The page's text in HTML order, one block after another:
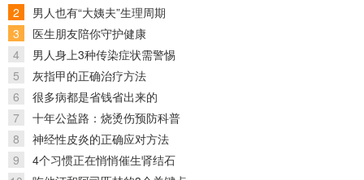
2
男人也有“大姨夫”生理周期
3
医生朋友陪你守护健康
4
男人身上3种传染症状需警惕
5
灰指甲的正确治疗方法
6
很多病都是省钱省出来的
7
十年公益路：烧烫伤预防科普
8
神经性皮炎的正确应对方法
9
4个习惯正在悄悄催生肾结石